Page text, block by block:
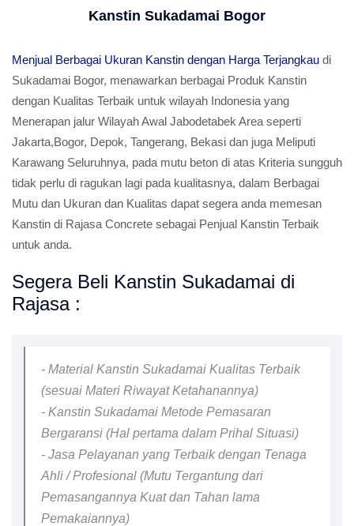
Kanstin Sukadamai Bogor
Menjual Berbagai Ukuran Kanstin dengan Harga Terjangkau di
Sukadamai Bogor, menawarkan berbagai Produk Kanstin
dengan Kualitas Terbaik untuk wilayah Indonesia yang
Menerapan jalur Wilayah Awal Jabodetabek Area seperti
Jakarta,Bogor, Depok, Tangerang, Bekasi dan juga Meliputi
Karawang Seluruhnya, pada mutu beton di atas Kriteria sungguh
tidak perlu di ragukan lagi pada kualitasnya, dalam Berbagai
Mutu dan Ukuran dan Kualitas dapat segera anda memesan
Kanstin di Rajasa Concrete sebagai Penjual Kanstin Terbaik
untuk anda.
Segera Beli Kanstin Sukadamai di
Rajasa :
- Material Kanstin Sukadamai Kualitas Terbaik
(sesuai Materi Riwayat Ketahanannya)
- Kanstin Sukadamai Metode Pemasaran
Bergaransi (Hal pertama dalam Prihal Situasi)
- Jasa Pelayanan yang Terbaik dengan Tenaga
Ahli / Profesional (Mutu Tergantung dari
Pemasangannya Kuat dan Tahan lama
Pemakaiannya)